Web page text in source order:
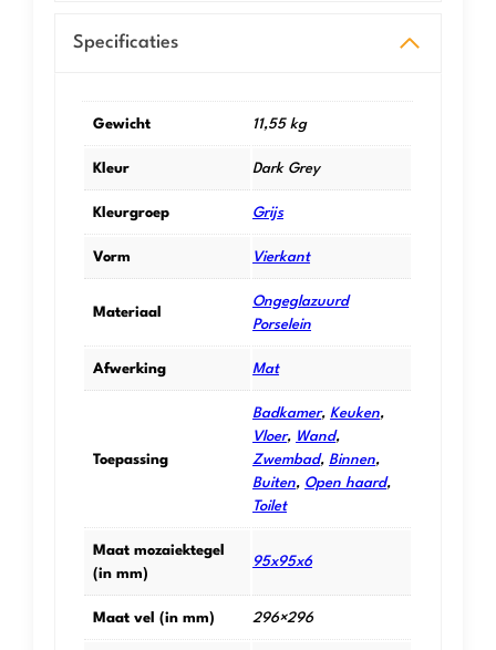
Specificaties
Gewicht 11,55 kg
Kleur Dark Grey
Kleurgroep Grijs
Vorm Vierkant
Materiaal
Ongeglazuurd
Porselein
Afwerking Mat
Toepassing
Badkamer,Keuken,
Vloer, Wand,
Zwembad,Binnen,
Buiten, Open haard,
Toilet
Maat mozaiektegel
(in mm)
95x95x6
Maat vel (in mm) 296×296